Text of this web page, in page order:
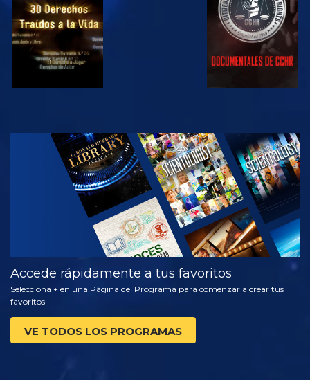
VE
EXPLORA LAS
SERIES
Accede rápidamente a tus favoritos
Selecciona + en una Página del Programa para comenzar a crear tus
favoritos
VE TODOS LOS PROGRAMAS